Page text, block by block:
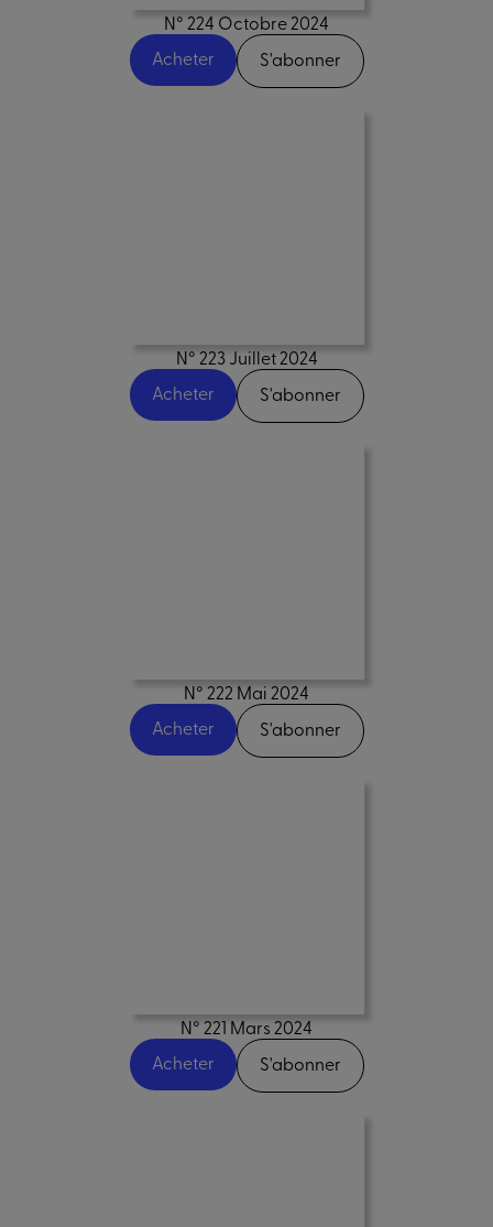
N° 224 Octobre 2024
Acheter
S'abonner
N° 223 Juillet 2024
Acheter
S'abonner
N° 222 Mai 2024
Acheter
S'abonner
N° 221 Mars 2024
Acheter
S'abonner